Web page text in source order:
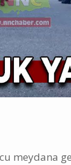
meydana